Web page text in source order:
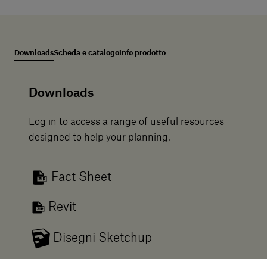
DownloadsScheda e catalogo Info prodotto
Downloads
Log in to access a range of useful resources
designed to help your planning.
Fact Sheet
Revit
Disegni Sketchup